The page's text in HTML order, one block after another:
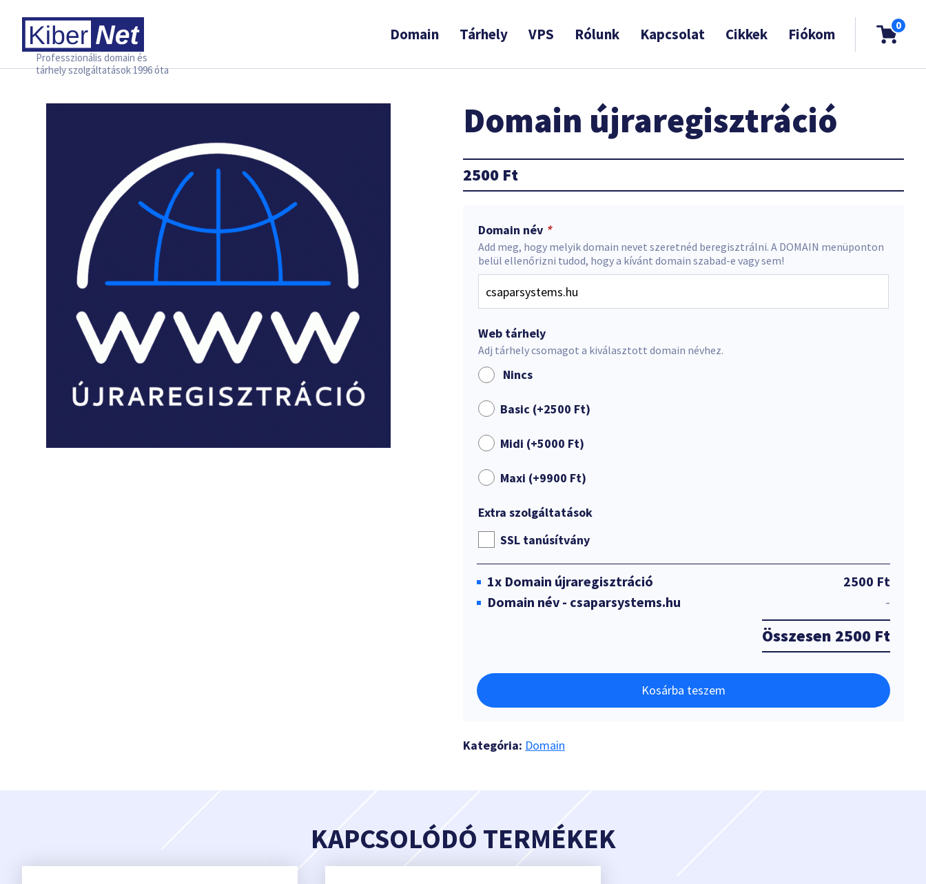
Professzionális domain és
tárhely szolgáltatások 1996 óta
Domain Tárhely VPS Rólunk Kapcsolat Cikkek Fiókom 0
Domain újraregisztráció
2500 Ft
Domain név *
Add meg, hogy melyik domain nevet szeretnéd beregisztrálni. A DOMAIN menüponton
belül ellenőrizni tudod, hogy a kívánt domain szabad-e vagy sem!
Web tárhely
Adj tárhely csomagot a kiválasztott domain névhez.
Nincs
Basic (+2500 Ft)
Midi (+5000 Ft)
Maxi (+9900 Ft)
Extra szolgáltatások
SSL tanúsítvány
1x Domain újraregisztráció
2500 Ft
Domain név - csaparsystems.hu
-
Összesen 2500 Ft
Kosárba teszem
Kategória: Domain
KAPCSOLÓDÓ TERMÉKEK